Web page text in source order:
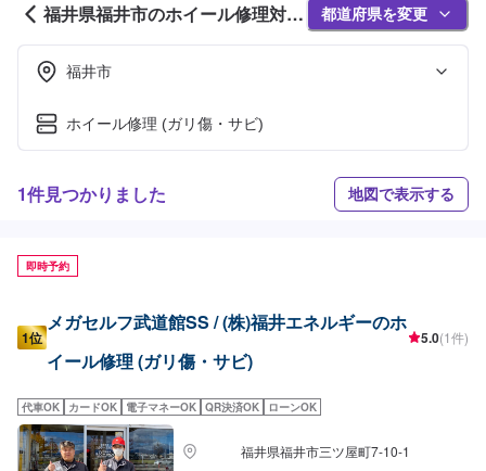
福井県福井市のホイール修理対応
店舗紹介 (1ページ目)
都道府県を変更
福井市
ホイール修理 (ガリ傷・サビ)
1件見つかりました 地図で表示する
即時予約
1位
メガセルフ武道館SS / (株)福井エネルギーのホ
イール修理 (ガリ傷・サビ)
5.0(1件)
代車OK カードOK 電子マネーOK QR決済OK ローンOK
福井県福井市三ツ屋町7-10-1